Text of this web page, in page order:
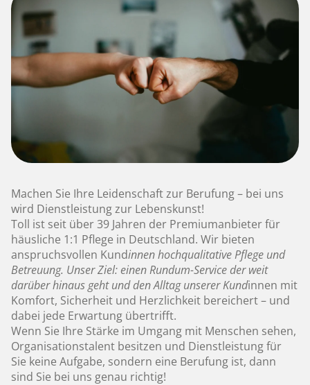
Machen Sie Ihre Leidenschaft zur Berufung – bei uns
wird Dienstleistung zur Lebenskunst!
Toll ist seit über 39 Jahren der Premiumanbieter für
häusliche 1:1 Pflege in Deutschland. Wir bieten
anspruchsvollen Kundinnen hochqualitative Pflege und
Betreuung. Unser Ziel: einen Rundum-Service der weit
darüber hinaus geht und den Alltag unserer Kundinnen mit
Komfort, Sicherheit und Herzlichkeit bereichert – und
dabei jede Erwartung übertrifft.
Wenn Sie Ihre Stärke im Umgang mit Menschen sehen,
Organisationstalent besitzen und Dienstleistung für
Sie keine Aufgabe, sondern eine Berufung ist, dann
sind Sie bei uns genau richtig!